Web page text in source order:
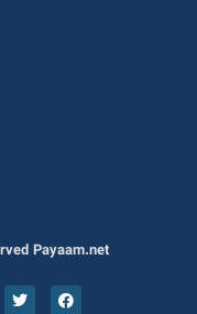
Copyright © 2023, All Rights Reserved Payaam.net